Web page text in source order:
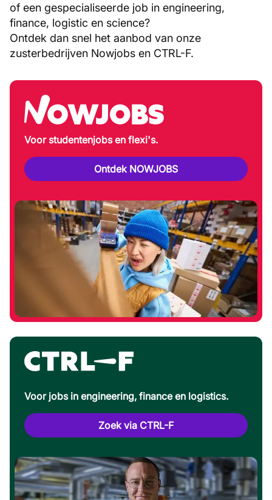
of een gespecialiseerde job in engineering,
finance, logistic en science?
Ontdek dan snel het aanbod van onze
zusterbedrijven Nowjobs en CTRL-F.
Voor studentenjobs en flexi's.
Ontdek NOWJOBS
Voor jobs in engineering, finance en logistics.
Zoek via CTRL-F